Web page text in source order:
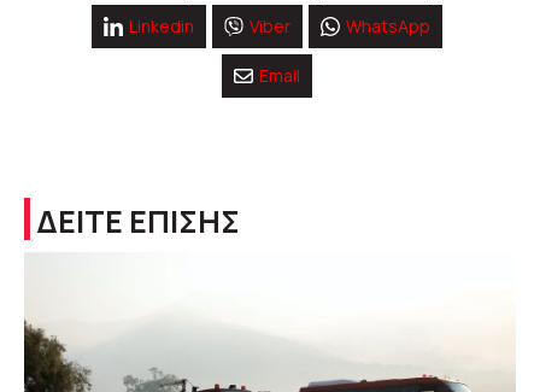
Linkedin Viber WhatsApp
Email
ΔΕΙΤΕ ΕΠΙΣΗΣ